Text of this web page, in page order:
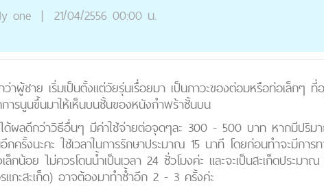
one | 21/04/2556 00:00 น.
ชาย เริ่มเป็นตั้งแต่วัยรุ่นเรื่อยมา เป็นภาวะของต่อมหรือท่อเล็กๆ
ารนูนขึ้นมาให้เห็นบนชั้นของหนังกำพร้าชั้นบน
งได้ผลดีกว่าวิธีอื่นๆ มีค่าใช้จ่ายต่อจุดๆละ 300 - 500 บาท หากมีปริ
กครั้งนะคะ ใช้เวลาในการรักษาประมาณ 15 นาที โดยก่อนทำจะมีกา
น้อย ไม่ควรโดนน้ำเป็นเวลา 24 ชั่วโมงค่ะ และจะเป็นสะเก็ดประมา
แกะสะเก็ด) อาจต้องมาทำซ้ำอีก 2 - 3 ครั้งค่ะ